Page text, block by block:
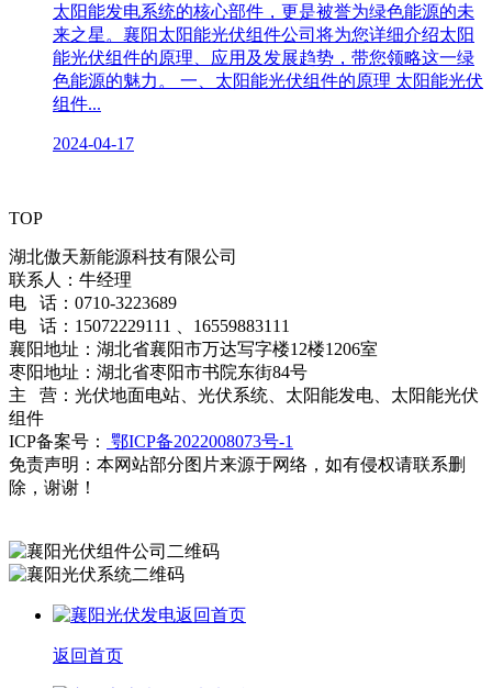
太阳能发电系统的核心部件，更是被誉为绿色能源的未
来之星。襄阳太阳能光伏组件公司将为您详细介绍太阳
能光伏组件的原理、应用及发展趋势，带您领略这一绿
色能源的魅力。 一、太阳能光伏组件的原理 太阳能光伏
组件...
2024-04-17
TOP
湖北傲天新能源科技有限公司
联系人：牛经理
电 话：0710-3223689
电 话：15072229111 、16559883111
襄阳地址：湖北省襄阳市万达写字楼12楼1206室
枣阳地址：湖北省枣阳市书院东街84号
主 营：光伏地面电站、光伏系统、太阳能发电、太阳能光伏
组件
ICP备案号：
鄂ICP备2022008073号-1
免责声明：本网站部分图片来源于网络，如有侵权请联系删
除，谢谢！
返回首页